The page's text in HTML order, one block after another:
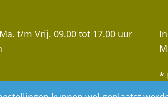
t/m Vrij. 09.00 tot 17.00 uur
*